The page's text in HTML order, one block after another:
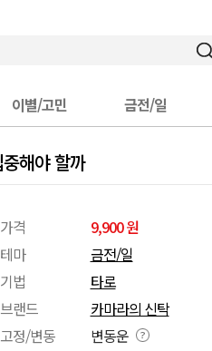
이별/고민 금전/일
해야 할까
가격
9,900 원
테마
금전/일
기법
타로
브랜드
카마라의 신탁
고정/변동
변동운